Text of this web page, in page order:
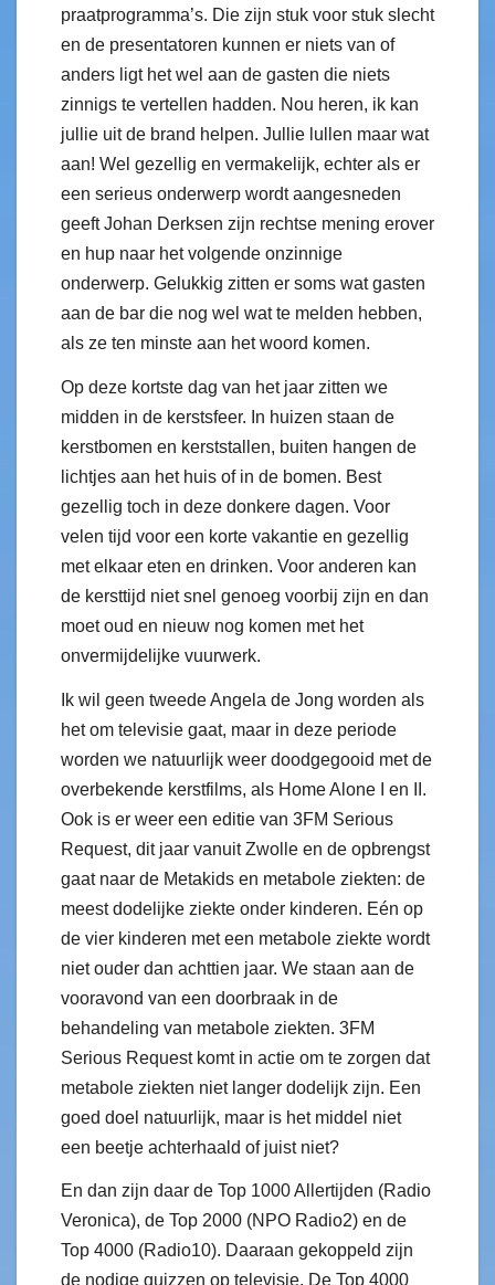
praatprogramma’s. Die zijn stuk voor stuk slecht
en de presentatoren kunnen er niets van of
anders ligt het wel aan de gasten die niets
zinnigs te vertellen hadden. Nou heren, ik kan
jullie uit de brand helpen. Jullie lullen maar wat
aan! Wel gezellig en vermakelijk, echter als er
een serieus onderwerp wordt aangesneden
geeft Johan Derksen zijn rechtse mening erover
en hup naar het volgende onzinnige
onderwerp. Gelukkig zitten er soms wat gasten
aan de bar die nog wel wat te melden hebben,
als ze ten minste aan het woord komen.
Op deze kortste dag van het jaar zitten we
midden in de kerstsfeer. In huizen staan de
kerstbomen en kerststallen, buiten hangen de
lichtjes aan het huis of in de bomen. Best
gezellig toch in deze donkere dagen. Voor
velen tijd voor een korte vakantie en gezellig
met elkaar eten en drinken. Voor anderen kan
de kersttijd niet snel genoeg voorbij zijn en dan
moet oud en nieuw nog komen met het
onvermijdelijke vuurwerk.
Ik wil geen tweede Angela de Jong worden als
het om televisie gaat, maar in deze periode
worden we natuurlijk weer doodgegooid met de
overbekende kerstfilms, als Home Alone I en II.
Ook is er weer een editie van 3FM Serious
Request, dit jaar vanuit Zwolle en de opbrengst
gaat naar de Metakids en metabole ziekten: de
meest dodelijke ziekte onder kinderen. Eén op
de vier kinderen met een metabole ziekte wordt
niet ouder dan achttien jaar. We staan aan de
vooravond van een doorbraak in de
behandeling van metabole ziekten. 3FM
Serious Request komt in actie om te zorgen dat
metabole ziekten niet langer dodelijk zijn. Een
goed doel natuurlijk, maar is het middel niet
een beetje achterhaald of juist niet?
En dan zijn daar de Top 1000 Allertijden (Radio
Veronica), de Top 2000 (NPO Radio2) en de
Top 4000 (Radio10). Daaraan gekoppeld zijn
de nodige quizzen op televisie. De Top 4000